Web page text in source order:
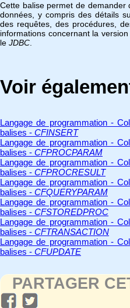
Cette balise permet de
données, y compris des détails
des requêtes, des procédures,
informations concernant la
le JDBC
Voir
Langage de programmation -
balises - CFINSERT
Langage de programmation -
balises - CFPROCPARAM
Langage de programmation -
balises - CFPROCRESULT
Langage de programmation -
balises - CFQUERYPARAM
Langage de programmation -
balises - CFSTOREDPROC
Langage de programmation -
balises - CFTRANSACTION
Langage de programmation -
balises - CFUPDATE
PARTAGER